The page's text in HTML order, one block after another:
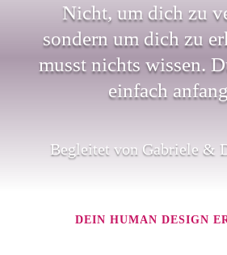
Nicht, um dich zu
sondern um dich zu
musst nichts wissen.
einfach
Begleitet von Gabriele &
DEIN HUMAN DESIGN